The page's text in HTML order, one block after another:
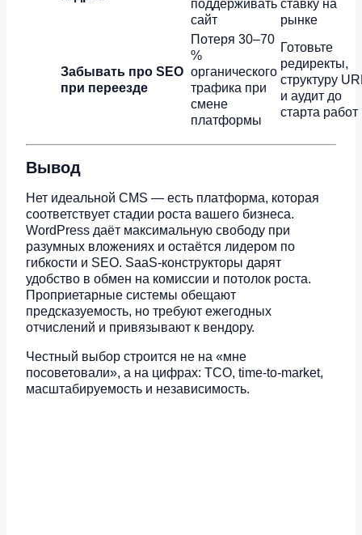
поддерживать
сайт
ставку на
рынке
Забывать про SEO
при переезде
Потеря 30–70
%
органического
трафика при
смене
платформы
Готовьте
редиректы,
структуру
и аудит до
старта работ
Вывод
Нет идеальной CMS — есть платформа, которая
соответствует стадии роста вашего бизнеса.
WordPress даёт максимальную свободу при
разумных вложениях и остаётся лидером по
гибкости и SEO. SaaS-конструкторы дарят
удобство в обмен на комиссии и потолок роста.
Проприетарные системы обещают
предсказуемость, но требуют ежегодных
отчислений и привязывают к вендору.
Честный выбор строится не на «мне
посоветовали», а на цифрах: TCO, time-to-market,
масштабируемость и независимость.